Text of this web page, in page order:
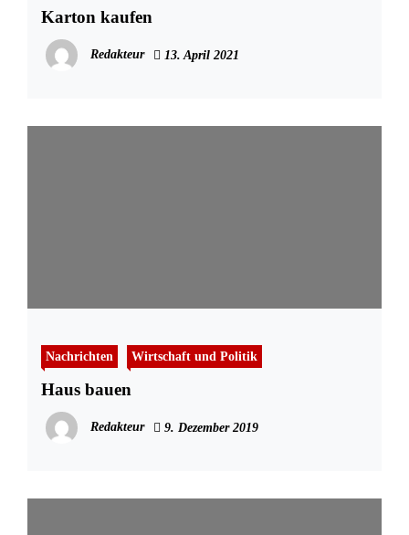
Karton kaufen
Redakteur 13. April 2021
Nachrichten Wirtschaft und Politik
Haus bauen
Redakteur 9. Dezember 2019